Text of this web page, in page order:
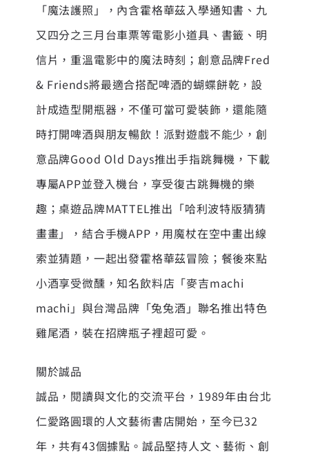
「魔法護照」，內含霍格華茲入學通知書、九
又四分之三月台車票等電影小道具、書籤、明
信片，重溫電影中的魔法時刻；創意品牌Fred
& Friends將最適合搭配啤酒的蝴蝶餅乾，設
計成造型開瓶器，不僅可當可愛裝飾，還能隨
時打開啤酒與朋友暢飲！派對遊戲不能少，創
意品牌Good Old Days推出手指跳舞機，下載
專屬APP並登入機台，享受復古跳舞機的樂
趣；桌遊品牌MATTEL推出「哈利波特版猜猜
畫畫」，結合手機APP，用魔杖在空中畫出線
索並猜題，一起出發霍格華茲冒險；餐後來點
小酒享受微醺，知名飲料店「麥吉machi
machi」與台灣品牌「兔兔酒」聯名推出特色
雞尾酒，裝在招牌瓶子裡超可愛。
關於誠品
誠品，閱讀與文化的交流平台，1989年由台北
仁愛路圓環的人文藝術書店開始，至今已32
年，共有43個據點。誠品堅持人文、藝術、創